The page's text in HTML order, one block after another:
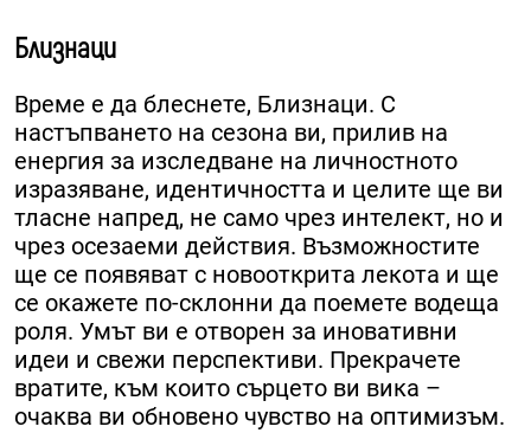
Близнаци
Време е да блеснете, Близнаци. С
настъпването на сезона ви, прилив на
енергия за изследване на личностното
изразяване, идентичността и целите ще ви
тласне напред, не само чрез интелект, но и
чрез осезаеми действия. Възможностите
ще се появяват с новооткрита лекота и ще
се окажете по-склонни да поемете водеща
роля. Умът ви е отворен за иновативни
идеи и свежи перспективи. Прекрачете
вратите, към които сърцето ви вика –
очаква ви обновено чувство на оптимизъм.